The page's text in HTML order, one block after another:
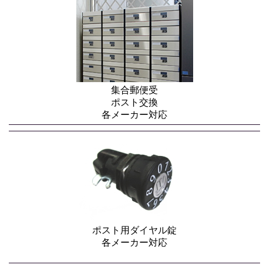
集合郵便受
ポスト交換
各メーカー対応
ポスト用ダイヤル錠
各メーカー対応